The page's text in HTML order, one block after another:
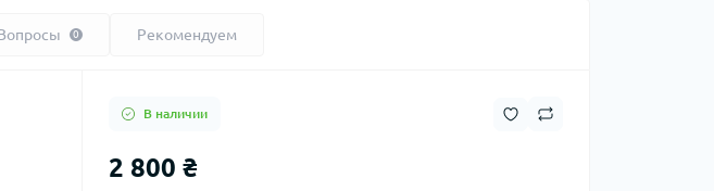
0 Рекомендуем
В наличии
2 800 ₴